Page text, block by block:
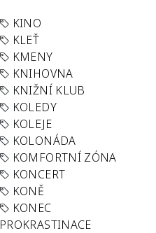
KINO
KLEŤ
KMENY
KNIHOVNA
KNIŽNÍ KLUB
KOLEDY
KOLEJE
KOLONÁDA
KOMFORTNÍ ZÓNA
KONCERT
KONĚ
KONEC
PROKRASTINACE